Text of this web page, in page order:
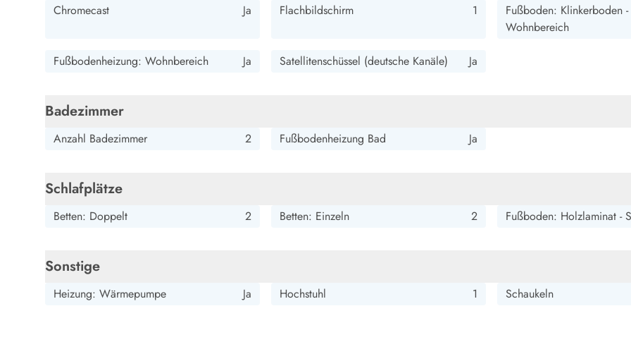
Das sagen unsere Gäste
Mietbedingungen
Chromecast Ja Flachbildschirm 1
Fußboden: Klinkerboden -
Wohnbereich
Fußbodenheizung: Wohnbereich Ja Satellitenschüssel (deutsche Kanäle) Ja
Badezimmer
Anzahl Badezimmer 2 Fußbodenheizung Bad Ja
Schlafplätze
Betten: Doppelt 2 Betten: Einzeln 2 Fußboden: Holzlaminat -
Sonstige
Heizung: Wärmepumpe Ja Hochstuhl 1 Schaukeln